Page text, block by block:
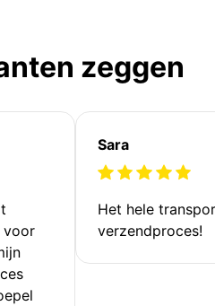
zeggen
voor
Sara
Het hele
verzendproces!